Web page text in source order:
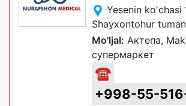
Yesenin ko'chasi
Shayxontohur
Mo'ljal: Актепа,
супермаркет
☎
+998-55-